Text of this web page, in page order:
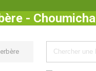
- Choumicha